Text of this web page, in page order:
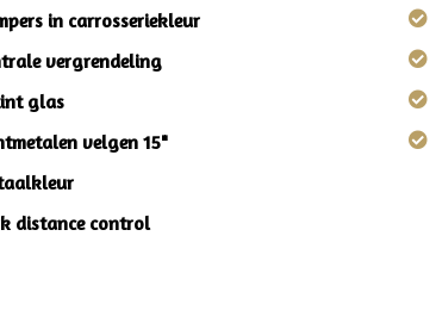
in carrosseriekleur
vergrendeling
glas
velgen 15"
distance control